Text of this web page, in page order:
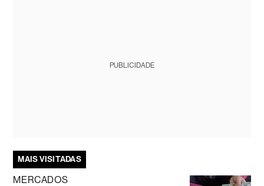
PUBLICIDADE
MAIS VISITADAS
MERCADOS